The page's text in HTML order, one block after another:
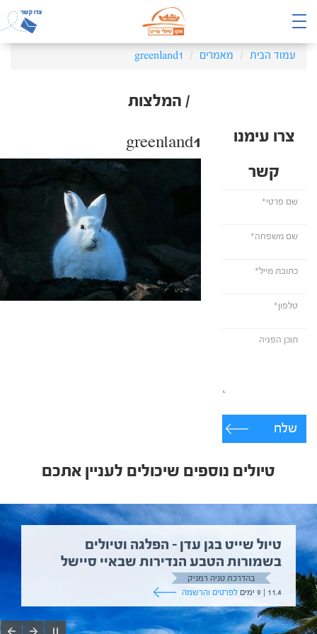
עמוד הבית מאמרים greenland1
/ המלצות
צרו עימנו
קשר
שלח
greenland1
טיולים נוספים שיכולים לעניין אתכם
טיול שייט בגן עדן – הפלגה וטיולים
בשמורות הטבע הנדירות שבאיי סיישל
בהדרכת טניה רמניק
11.4 | 9 ימים
לפרטים והרשמה